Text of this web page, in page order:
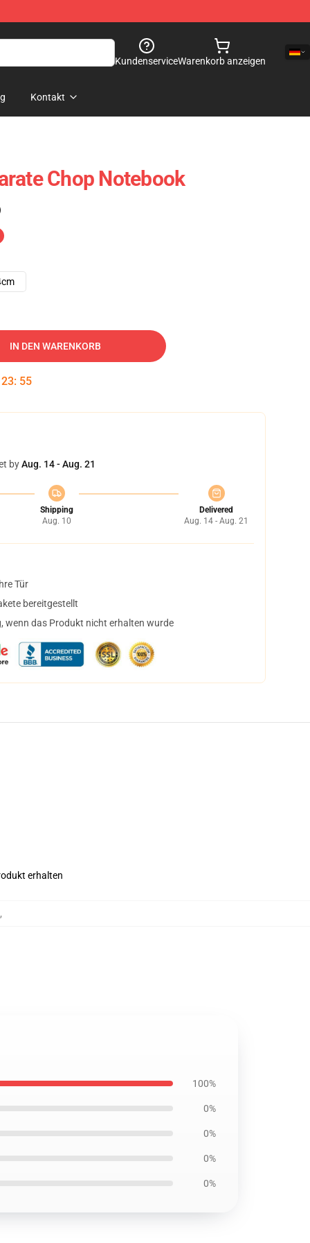
KundenserviceWarenkorb anzeigen
Kontakt
Chop Notebook
IN DEN WARENKORB
23: 54
byAug. 14 - Aug. 21
Shipping
Aug. 10
Delivered
Aug. 14 - Aug. 21
Tür
bereitgestellt
wenn das Produkt nicht erhalten wurde
erhalten
,
100%
0%
0%
0%
0%